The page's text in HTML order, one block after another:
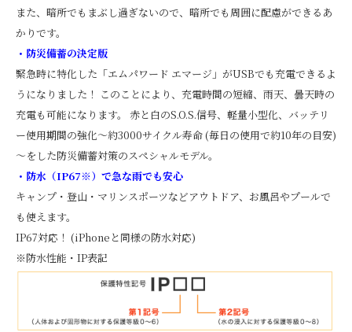
また、暗所でもまぶし過ぎないので、暗所でも周囲に配慮ができるあ
かりです。
・防災備蓄の決定版
緊急時に特化した「エムパワード エマージ」がUSBでも充電できるよ
うになりました！ このことにより、充電時間の短縮、雨天、曇天時の
充電も可能になります。 赤と白のS.O.S.信号、軽量小型化、バッテリ
ー使用期間の強化～約3000サイクル寿命 (毎日の使用で約10年の目安)
～をした防災備蓄対策のスペシャルモデル。
・防水（IP67※）で急な雨でも安心
キャンプ・登山・マリンスポーツなどアウトドア、お風呂やプールで
も使えます。
IP67対応！ (iPhoneと同様の防水対応)
※防水性能・IP表記